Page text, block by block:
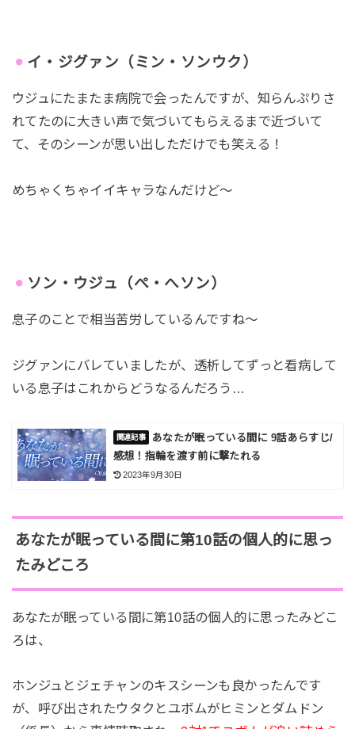
イ・ジグァン（ミン・ソンウク）
ウジュにたまたま病院で会ったんですが、知らんぷりさ
れてたのに大きい声で気づいてもらえるまで近づいて
て、そのシーンが思い出しただけでも笑える！
めちゃくちゃイイキャラなんだけど～
ソン・ウジュ（ぺ・へソン）
息子のことで相当苦労しているんですね～
ジグァンにバレていましたが、透析してずっと看病して
いる息子はこれからどうなるんだろう…
あなたが眠っている間に 9話あらすじ/
感想！指輪を渡す前に撃たれる
2023年9月30日
あなたが眠っている間に第10話の個人的に思っ
たみどころ
あなたが眠っている間に第10話の個人的に思ったみどこ
ろは、
ホンジュとジェチャンのキスシーンも良かったんです
が、呼び出されたウタクとユボムがヒミンとダムドン